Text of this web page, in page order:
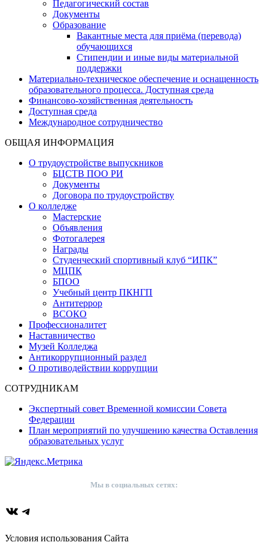
Педагогический состав
Документы
Образование
Вакантные места для приёма (перевода)
обучающихся
Стипендии и иные виды материальной
поддержки
Материально-техническое обеспечение и оснащенность
образовательного процесса. Доступная среда
Финансово-хозяйственная деятельность
Доступная среда
Международное сотрудничество
ОБЩАЯ ИНФОРМАЦИЯ
О трудоустройстве выпускников
БЦСТВ ПОО РИ
Документы
Договора по трудоустройству
О колледже
Мастерские
Объявления
Фотогалерея
Награды
Студенческий спортивный клуб “ИПК”
МЦПК
БПОО
Учебный центр ПКНГП
Антитеррор
ВСОКО
Профессионалитет
Наставничество
Музей Колледжа
Антикоррупционный раздел
О противодействии коррупции
СОТРУДНИКАМ
Экспертный совет Временной комиссии Совета
Федерации
План мероприятий по улучшению качества Оставления
образовательных услуг
Мы в социальных сетях:
ВКонтакте
Telegram
Условия использования Сайта